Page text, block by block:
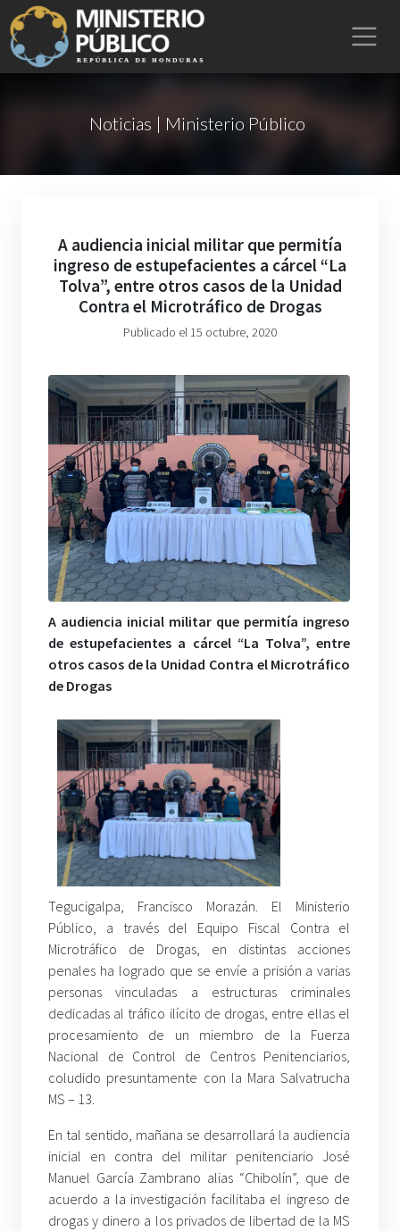
Noticias | Ministerio Público
A audiencia inicial militar que permitía
ingreso de estupefacientes a cárcel “La
Tolva”, entre otros casos de la Unidad
Contra el Microtráfico de Drogas
Publicado el 15 octubre, 2020
A audiencia inicial militar que permitía ingreso
de estupefacientes a cárcel “La Tolva”, entre
otros casos de la Unidad Contra el Microtráfico
de Drogas
Tegucigalpa, Francisco Morazán. El Ministerio
Público, a través del Equipo Fiscal Contra el
Microtráfico de Drogas, en distintas acciones
penales ha logrado que se envíe a prisión a varias
personas vinculadas a estructuras criminales
dedicadas al tráfico ilícito de drogas, entre ellas el
procesamiento de un miembro de la Fuerza
Nacional de Control de Centros Penitenciarios,
coludido presuntamente con la Mara Salvatrucha
MS – 13.
En tal sentido, mañana se desarrollará la audiencia
inicial en contra del militar penitenciario José
Manuel García Zambrano alias “Chibolín”, que de
acuerdo a la investigación facilitaba el ingreso de
drogas y dinero a los privados de libertad de la MS